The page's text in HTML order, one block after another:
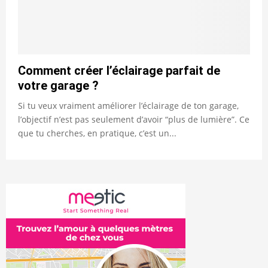
Comment créer l’éclairage parfait de
votre garage ?
Si tu veux vraiment améliorer l’éclairage de ton garage,
l’objectif n’est pas seulement d’avoir “plus de lumière”. Ce
que tu cherches, en pratique, c’est un...